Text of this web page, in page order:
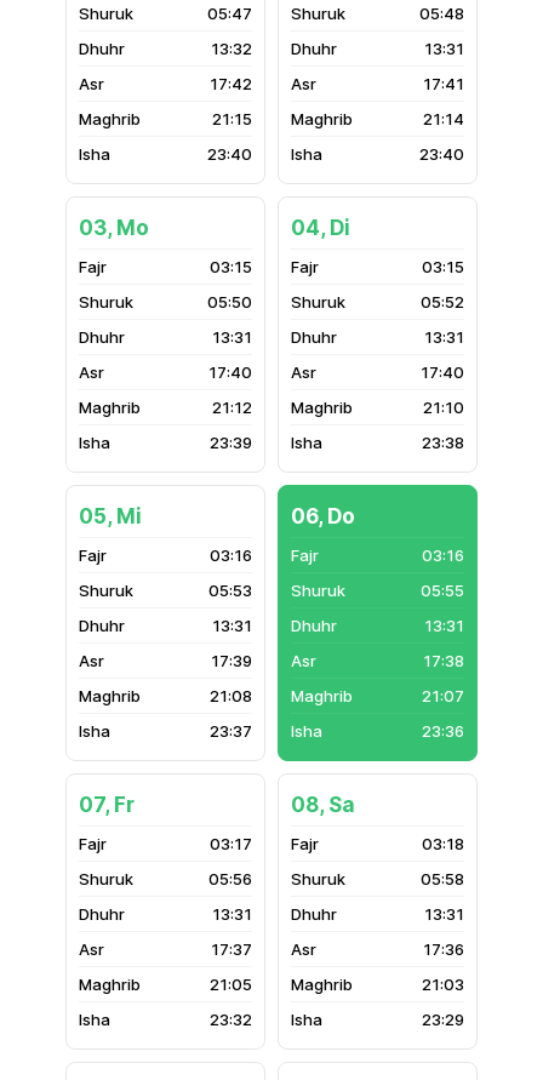
05:47
13:32
17:42
21:15
23:40
05:48
13:31
17:41
21:14
23:40
03, Mo
03:15
05:50
13:31
17:40
21:12
23:39
04, Di
03:15
05:52
13:31
17:40
21:10
23:38
05, Mi
03:16
05:53
13:31
17:39
21:08
23:37
06, Do
03:16
05:55
13:31
17:38
21:07
23:36
07, Fr
03:17
05:56
13:31
17:37
21:05
23:32
08, Sa
03:18
05:58
13:31
17:36
21:03
23:29